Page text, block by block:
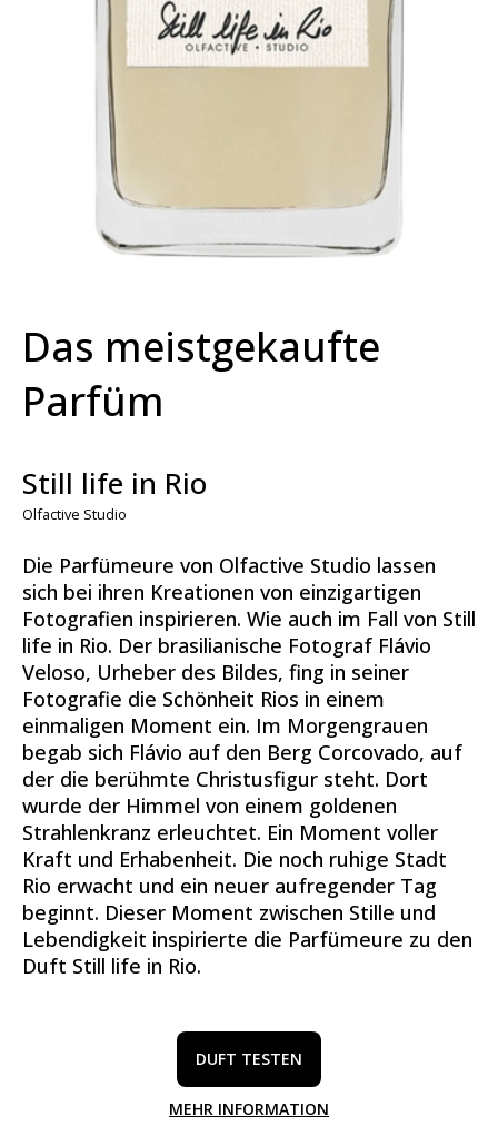
Das meistgekaufte
Parfüm
Still life in Rio
Olfactive Studio
Die Parfümeure von Olfactive Studio lassen
sich bei ihren Kreationen von einzigartigen
Fotografien inspirieren. Wie auch im Fall von Still
life in Rio. Der brasilianische Fotograf Flávio
Veloso, Urheber des Bildes, fing in seiner
Fotografie die Schönheit Rios in einem
einmaligen Moment ein. Im Morgengrauen
begab sich Flávio auf den Berg Corcovado, auf
der die berühmte Christusfigur steht. Dort
wurde der Himmel von einem goldenen
Strahlenkranz erleuchtet. Ein Moment voller
Kraft und Erhabenheit. Die noch ruhige Stadt
Rio erwacht und ein neuer aufregender Tag
beginnt. Dieser Moment zwischen Stille und
Lebendigkeit inspirierte die Parfümeure zu den
Duft Still life in Rio.
DUFT TESTEN
MEHR INFORMATION